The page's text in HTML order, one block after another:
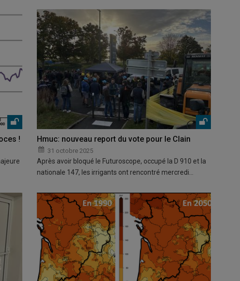
! Hmuc: nouveau report du vote pour le Clain
31 octobre 2025
Après avoir bloqué le Futuroscope, occupé la D 910 et la
nationale 147, les irrigants ont rencontré mercredi…